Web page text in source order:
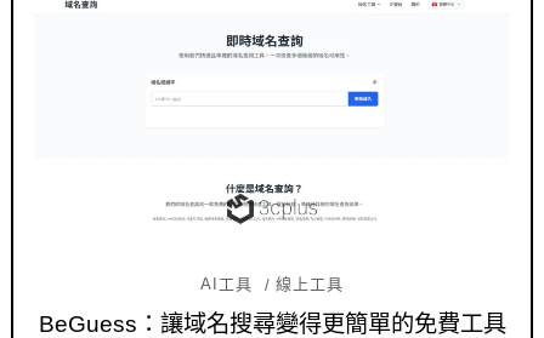
AI工具 線上工具
BeGuess：讓域名搜尋變得更簡單的免費工具